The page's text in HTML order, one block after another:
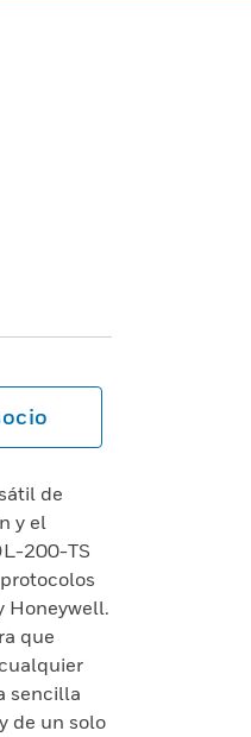
de
y el
200-TS
Honeywell.
que
sencilla
de un solo